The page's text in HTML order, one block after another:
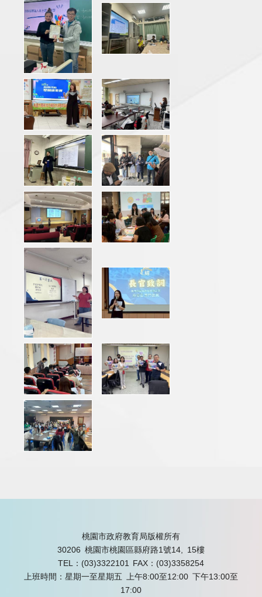
桃園市政府教育局版權所有
30206 桃園市桃園區縣府路1號14, 15樓
TEL：(03)3322101 FAX：(03)3358254
上班時間：星期一至星期五 上午8:00至12:00 下午13:00至
17:00